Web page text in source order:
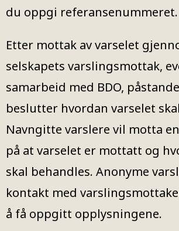
du oppgi referansenummeret.
Etter mottak av varselet
selskapets varslingsmottak,
samarbeid med BDO,
beslutter hvordan varselet
Navngitte varslere vil motta
på at varselet er mottatt og
skal behandles. Anonyme
kontakt med
å få oppgitt opplysningene.